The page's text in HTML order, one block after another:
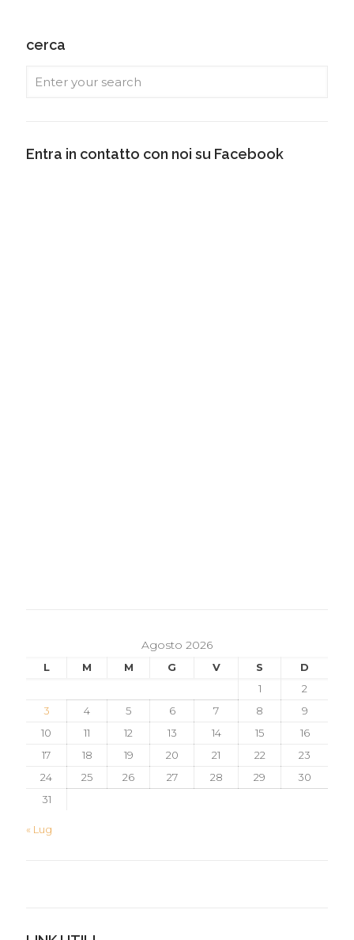
cerca
Entra in contatto con noi su Facebook
Agosto 2026
L M M G V S
D
1
2
3
4 5 6 7 8
9
10
11 12 13 14 15
16
17
18 19 20 21 22
23
24
25 26 27 28 29
30
31
« Lug